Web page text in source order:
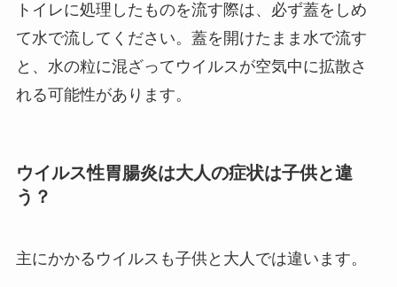
トイレに処理したものを流す際は、必ず蓋をしめ
て水で流してください。蓋を開けたまま水で流す
と、水の粒に混ざってウイルスが空気中に拡散さ
れる可能性があります。
ウイルス性胃腸炎は大人の症状は子供と違
う？
主にかかるウイルスも子供と大人では違います。